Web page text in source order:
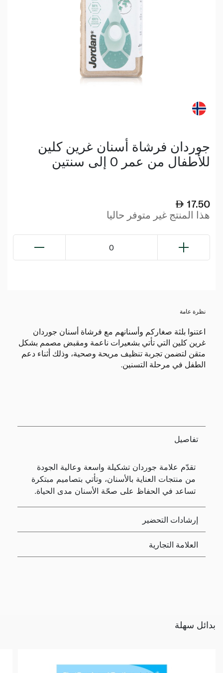
جوردان فرشاة أسنان غرين كلين
للأطفال من عمر 0 إلى سنتين
17.50
هذا المنتج غير متوفر حاليا
0
نظرة عامة
اعتنوا بلثة صغاركم وأسنانهم مع فرشاة أسنان جوردان
غرين كلين التي تأتي بشعيرات ناعمة ومقبض مصمم بشكل
متقن لتضمن تجربة تنظيف مريحة وصحية، وذلك أثناء دعم
الطفل في مرحلة التسنين.
تفاصيل
تقدّم علامة جوردان تشكيلة واسعة وعالية الجودة
من منتجات العناية بالأسنان، وتأتي بتصاميم مبتكرة
تساعد في الحفاظ على صحّة الأسنان مدى الحياة.
إرشادات التحضير
العلامة التجارية
بدائل سهلة